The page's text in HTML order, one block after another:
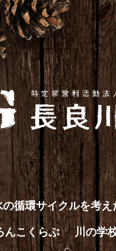
の循環サイクルを考
んこくらぶ 川の学